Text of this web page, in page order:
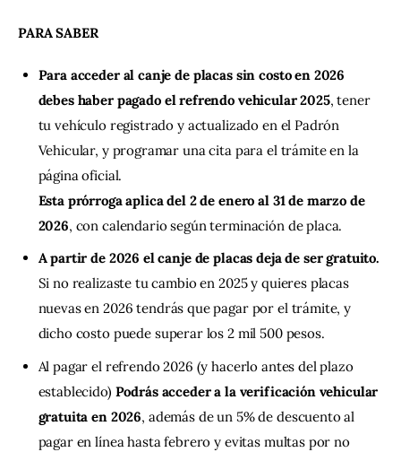
PARA SABER
Para acceder al canje de placas sin costo en 2026
debes haber pagado el refrendo vehicular 2025, tener
tu vehículo registrado y actualizado en el Padrón
Vehicular, y programar una cita para el trámite en la
página oficial.
Esta prórroga aplica del 2 de enero al 31 de marzo de
2026, con calendario según terminación de placa.
A partir de 2026 el canje de placas deja de ser gratuito.
Si no realizaste tu cambio en 2025 y quieres placas
nuevas en 2026 tendrás que pagar por el trámite, y
dicho costo puede superar los 2 mil 500 pesos.
Al pagar el refrendo 2026 (y hacerlo antes del plazo
establecido) Podrás acceder a la verificación vehicular
gratuita en 2026, además de un 5% de descuento al
pagar en línea hasta febrero y evitas multas por no